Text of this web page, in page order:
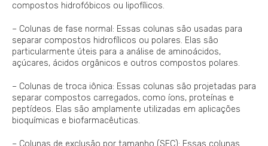
compostos hidrofóbicos ou lipofílicos.
– Colunas de fase normal: Essas colunas são usadas para
separar compostos hidrofílicos ou polares. Elas são
particularmente úteis para a análise de aminoácidos,
açúcares, ácidos orgânicos e outros compostos polares.
– Colunas de troca iônica: Essas colunas são projetadas para
separar compostos carregados, como íons, proteínas e
peptídeos. Elas são amplamente utilizadas em aplicações
bioquímicas e biofarmacêuticas.
– Colunas de exclusão por tamanho (SEC): Essas colunas